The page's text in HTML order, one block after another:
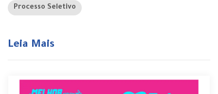
Processo Seletivo
Leia Mais